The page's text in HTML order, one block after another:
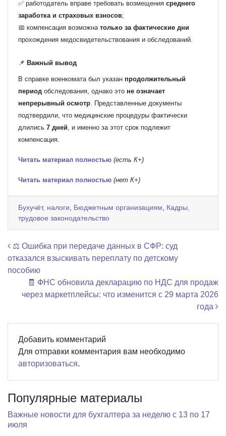
✅ работодатель вправе требовать возмещения среднего
заработка и страховых взносов;
📅 компенсация возможна только за фактические дни
прохождения медосвидетельствования и обследований.
📌 Важный вывод
В справке военкомата был указан продолжительный
период обследования, однако это не означает
непрерывный осмотр . Представленные документы
подтвердили, что медицинские процедуры фактически
длились 7 дней , и именно за этот срок подлежит
компенсация.
Читать материал полностью (есть К+)
Читать материал полностью (нет К+)
Бухучёт, налоги Бюджетным организациям
Кадры,
трудовое законодательство
Навигация по записям
⚖️ Ошибка при передаче данных в СФР: суд
отказался взыскивать переплату по детскому
пособию
🧾 ФНС обновила декларацию по НДС для продаж
через маркетплейсы: что изменится с 29 марта 2026
года
Добавить комментарий
Для отправки комментария вам необходимо
авторизоваться.
Популярные материалы
Важные новости для бухгалтера за неделю с 13 по 17
июля